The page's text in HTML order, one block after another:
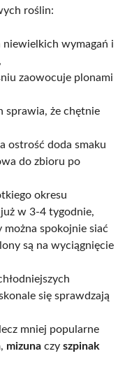
roślin:
niewielkich wymagań i
zaowocuje plonami
sprawia, że chętnie
ostrość doda smaku
do zbioru po
okresu
w 3-4 tygodnie,
można spokojnie siać
są na wyciągnięcie
się sprawdzają
mniej popularne
, mizuna czy szpinak